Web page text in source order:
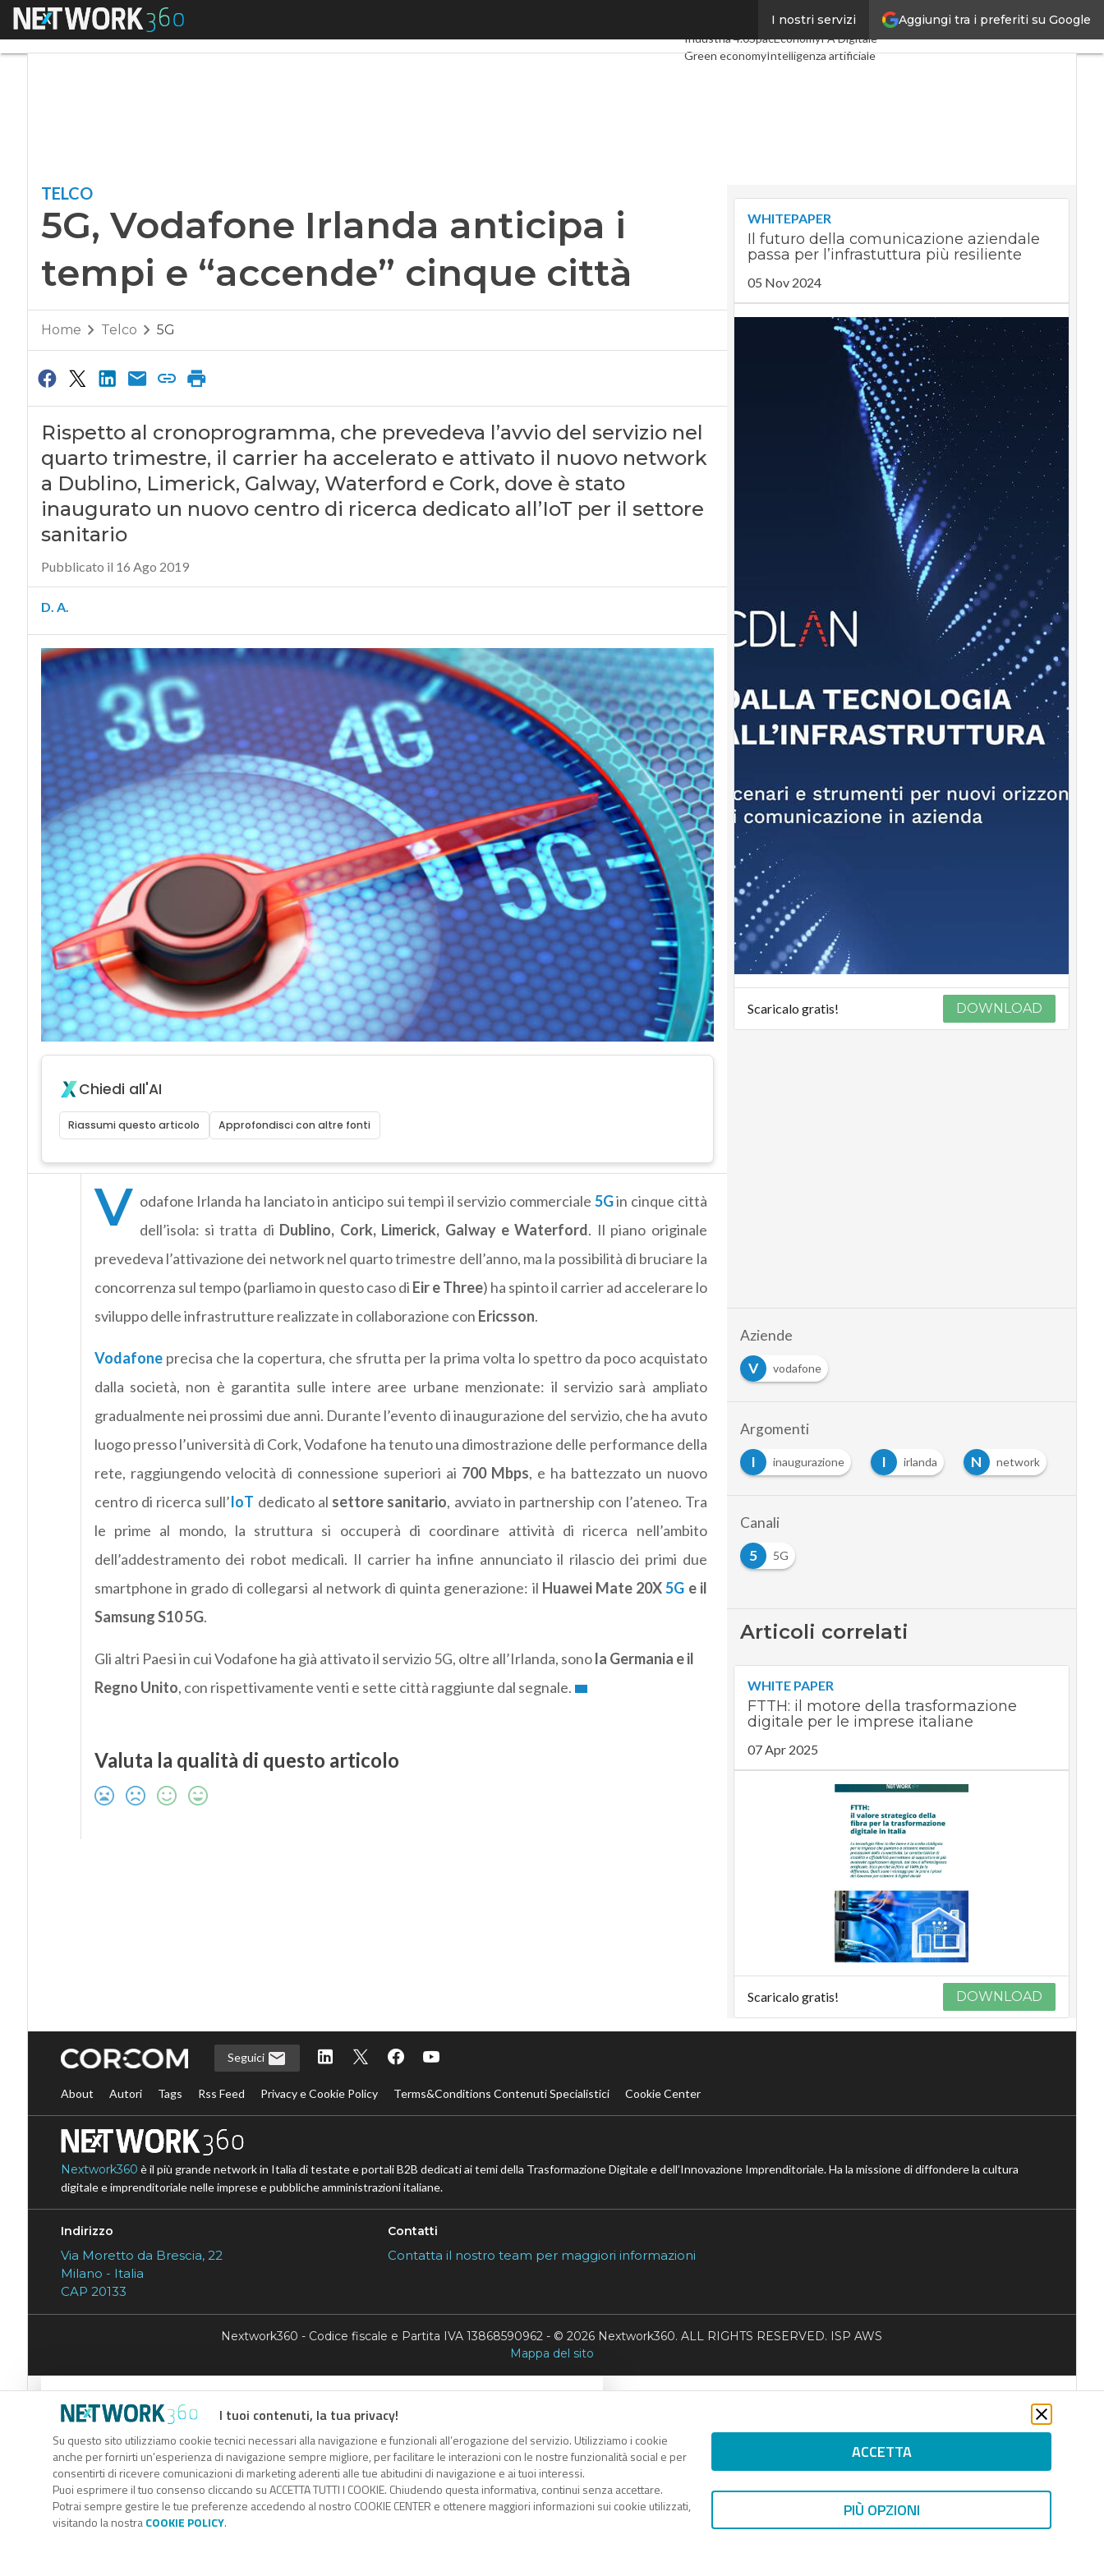
Aggiungi tra i preferiti su Google
I nostri servizi
Menu Digital EconomyTelco
Industria 4.0SpacEconomyPA Digitale
Green economyIntelligenza artificiale
TELCO
5G, Vodafone Irlanda anticipa i
tempi e “accende” cinque città
Home Telco 5G
Rispetto al cronoprogramma, che prevedeva l’avvio del servizio nel
quarto trimestre, il carrier ha accelerato e attivato il nuovo network
a Dublino, Limerick, Galway, Waterford e Cork, dove è stato
inaugurato un nuovo centro di ricerca dedicato all’IoT per il settore
sanitario
Pubblicato il 16 Ago 2019
D. A.
Chiedi all'AI
Riassumi questo articolo Approfondisci con altre fonti
V odafone Irlanda ha lanciato in anticipo sui tempi il servizio commerciale 5Gin cinque città
dell’isola: si tratta di Dublino, Cork, Limerick, Galway e Waterford. Il piano originale
prevedeva l’attivazione dei network nel quarto trimestre dell’anno, ma la possibilità di bruciare la
concorrenza sul tempo (parliamo in questo caso di Eir e Three) ha spinto il carrier ad accelerare lo
sviluppo delle infrastrutture realizzate in collaborazione con Ericsson.
Vodafone precisa che la copertura, che sfrutta per la prima volta lo spettro da poco acquistato
dalla società, non è garantita sulle intere aree urbane menzionate: il servizio sarà ampliato
gradualmente nei prossimi due anni. Durante l’evento di inaugurazione del servizio, che ha avuto
luogo presso l’università di Cork, Vodafone ha tenuto una dimostrazione delle performance della
rete, raggiungendo velocità di connessione superiori ai 700 Mbps, e ha battezzato un nuovo
centro di ricerca sull’IoT dedicato al settore sanitario, avviato in partnership con l’ateneo. Tra
le prime al mondo, la struttura si occuperà di coordinare attività di ricerca nell’ambito
dell’addestramento dei robot medicali. Il carrier ha infine annunciato il rilascio dei primi due
smartphone in grado di collegarsi al network di quinta generazione: il Huawei Mate 20X5G e il
Samsung S10 5G.
Gli altri Paesi in cui Vodafone ha già attivato il servizio 5G, oltre all’Irlanda, sonola Germania e il
Regno Unito, con rispettivamente venti e sette città raggiunte dal segnale.
Valuta la qualità di questo articolo
WHITEPAPER
Il futuro della comunicazione aziendale
passa per l’infrastuttura più resiliente
05 Nov 2024
Scaricalo gratis! DOWNLOAD
Aziende
V
vodafone
Argomenti
I inaugurazione I irlanda N network
Canali
5
5G
Articoli correlati
WHITE PAPER
FTTH: il motore della trasformazione
digitale per le imprese italiane
07 Apr 2025
Scaricalo gratis! DOWNLOAD
I tuoi contenuti, la tua privacy!
Su questo sito utilizziamo cookie tecnici necessari alla navigazione e funzionali all’erogazione del servizio. Utilizziamo i cookie
anche per fornirti un’esperienza di navigazione sempre migliore, per facilitare le interazioni con le nostre funzionalità social e per
consentirti di ricevere comunicazioni di marketing aderenti alle tue abitudini di navigazione e ai tuoi interessi.
Puoi esprimere il tuo consenso cliccando su ACCETTA TUTTI I COOKIE. Chiudendo questa informativa, continui senza accettare.
Potrai sempre gestire le tue preferenze accedendo al nostro COOKIE CENTER e ottenere maggiori informazioni sui cookie utilizzati,
visitando la nostraCOOKIE POLICY.
ACCETTA
PIÙ OPZIONI
Seguici
About Autori Tags Rss Feed Privacy e Cookie Policy Terms&Conditions Contenuti Specialistici Cookie Center
Nextwork360 è il più grande network in Italia di testate e portali B2B dedicati ai temi della Trasformazione Digitale e dell’Innovazione Imprenditoriale. Ha la missione di diffondere la cultura
digitale e imprenditoriale nelle imprese e pubbliche amministrazioni italiane.
Indirizzo
Via Moretto da Brescia, 22
Milano - Italia
CAP 20133
Contatti
Contatta il nostro team per maggiori informazioni
Nextwork360 - Codice fiscale e Partita IVA 13868590962 - © 2026 Nextwork360. ALL RIGHTS RESERVED. ISP AWS
Mappa del sito
Codice Rss
Clicca sul pulsante per copiare il link RSS negli appunti.
RSS link